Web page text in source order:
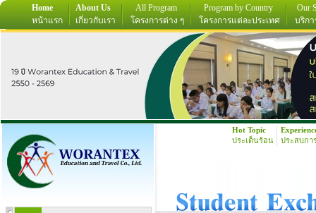
Home
หน้าแรก
About Us
เกี่ยวกับเรา
All Program
โครงการต่าง ๆ
Program by Country
โครงการแต่ละประเทศ
Our
บริกา
Hot Topic
ประเด็นร้อน
ประสบกา